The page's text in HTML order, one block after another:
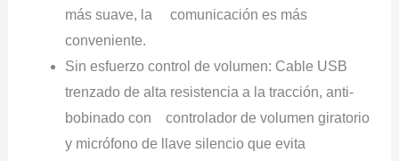
más suave, la comunicación es más
conveniente.
Sin esfuerzo control de volumen: Cable USB
trenzado de alta resistencia a la tracción, anti-
bobinado con controlador de volumen giratorio
y micrófono de llave silencio que evita